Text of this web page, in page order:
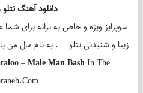
دانلود آهنگ
سوپرایز ویژه و خاص به ترانه برای
زیبا و شنیدنی تتلو …. به نام مال من باش با 2 کیفیت عالی و
–Male Man BashIn The